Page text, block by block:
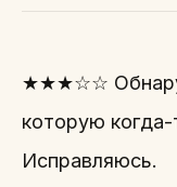
★★★☆☆
которую когда-
Исправляюсь.